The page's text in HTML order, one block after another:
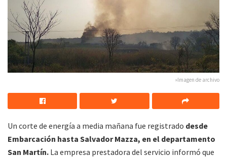
»Imagen de archivo
Un corte de energía a media mañana fue registrado desde
Embarcación hasta Salvador Mazza, en el departamento
San Martín. La empresa prestadora del servicio informó que